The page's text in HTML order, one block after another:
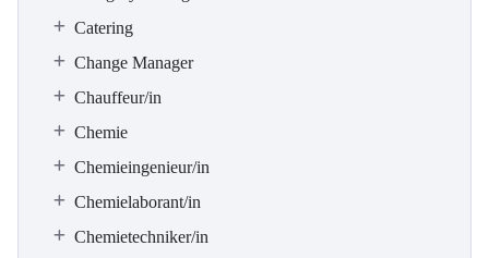
Catering
Change Manager
Chauffeur/in
Chemie
Chemieingenieur/in
Chemielaborant/in
Chemietechniker/in